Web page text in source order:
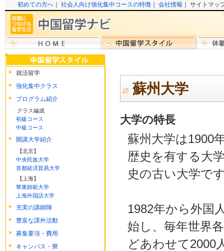
初めての方へ 社会人向け強化集中コースの特徴 会社情報 ｜ サイトマッ
就活留学
強化集中クラス
プログラム紹介
クラス編成
初級コース
中級コース
開講大学紹介
【北京】
中央民族大学
首都経済貿易大学
【上海】
華東師範大学
上海外国語大学
充実の講師陣
豊富な課外活動
募集要項・費用
キャンパス・寮
蘇州大学
大学の特長
蘇州大学は1900
歴史を有する大
史の古い大学で
1982年から外国
始し、毎年世界
どあわせて2000